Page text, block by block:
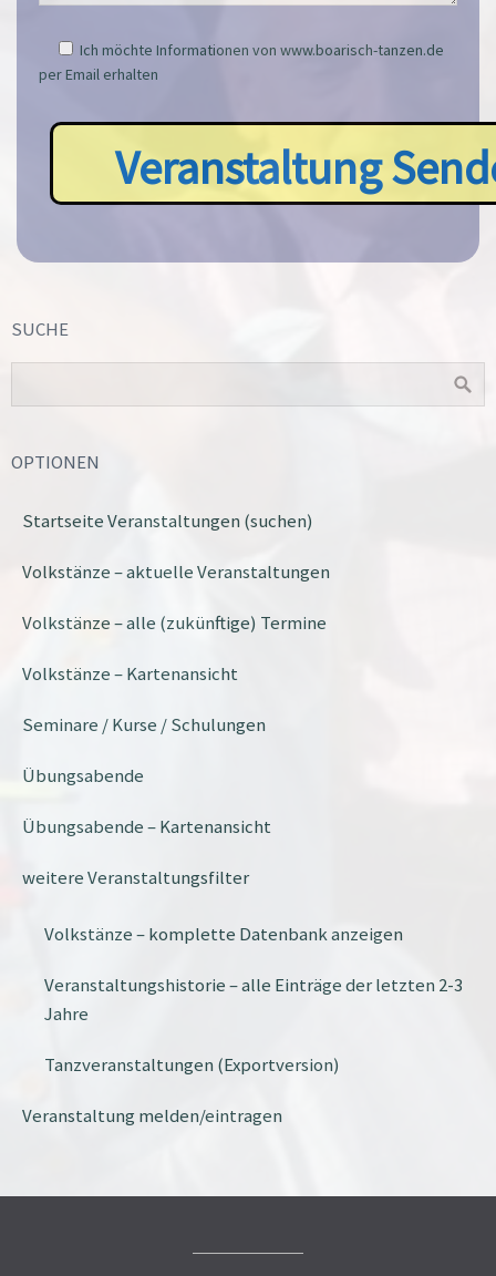
Ich möchte Informationen von www.boarisch-tanzen.de
per Email erhalten
SUCHE
OPTIONEN
Startseite Veranstaltungen (suchen)
Volkstänze – aktuelle Veranstaltungen
Volkstänze – alle (zukünftige) Termine
Volkstänze – Kartenansicht
Seminare / Kurse / Schulungen
Übungsabende
Übungsabende – Kartenansicht
weitere Veranstaltungsfilter
Volkstänze – komplette Datenbank anzeigen
Veranstaltungshistorie – alle Einträge der letzten 2-3
Jahre
Tanzveranstaltungen (Exportversion)
Veranstaltung melden/eintragen